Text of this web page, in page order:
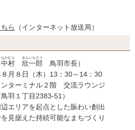
ちら （インターネット放送局）
中村
なかむら
欣一郎
きんいちろう
鳥羽市長）
８日（木）13：30～14：30
ーミナル２階 交流ラウンジ
目2383-51）
リアを起点とした賑わい創出
据えた持続可能なまちづくり